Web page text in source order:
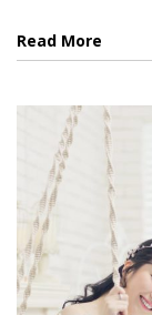
Read More